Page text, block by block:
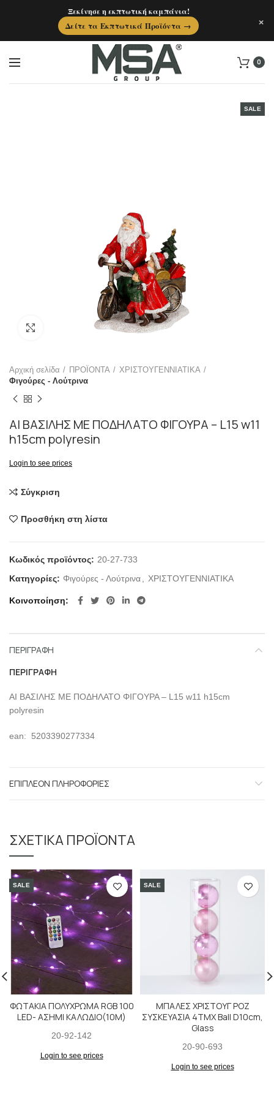
0
SALE
Click to enlarge
Αρχική σελίδα ΠΡΟΪΟΝΤΑ
ΧΡΙΣΤΟΥΓΕΝΝΙΑΤΙΚΑ
Φιγούρες - Λούτρινα
ΑΙ ΒΑΣΙΛΗΣ ΜΕ ΠΟΔΗΛΑΤΟ ΦΙΓΟΥΡΑ – L15 w11
h15cm polyresin
Login to see prices
Σύγκριση
Προσθήκη στη λίστα
Κωδικός προϊόντος: 20-27-733
Κατηγορίες: Φιγούρες - Λούτρινα ΧΡΙΣΤΟΥΓΕΝΝΙΑΤΙΚΑ
Κοινοποίηση
ΠΕΡΙΓΡΑΦΉ
ΠΕΡΙΓΡΑΦΉ
ΑΙ ΒΑΣΙΛΗΣ ΜΕ ΠΟΔΗΛΑΤΟ ΦΙΓΟΥΡΑ – L15 w11 h15cm
polyresin
ean: 5203390277334
ΕΠΙΠΛΈΟΝ ΠΛΗΡΟΦΟΡΊΕΣ
ΣΧΕΤΙΚΆ ΠΡΟΪΌΝΤΑ
SALE
ΦΩΤΑΚΙΑ ΠΟΛΥΧΡΩΜΑ RGB 100
LED- ΑΣΗΜΙ ΚΑΛΩΔΙΟ(10M)
20-92-142
Login to see prices
SALE
ΜΠΑΛΕΣ ΧΡΙΣΤΟΥΓ ΡΟΖ
ΣΥΣΚΕΥΑΣΙΑ 4ΤΜΧ Ball D10cm,
Glass
20-90-693
Login to see prices
Ξεκίνησε η εκπτωτική καμπάνια!
Δείτε τα Εκπτωτικά Προϊόντα →
×